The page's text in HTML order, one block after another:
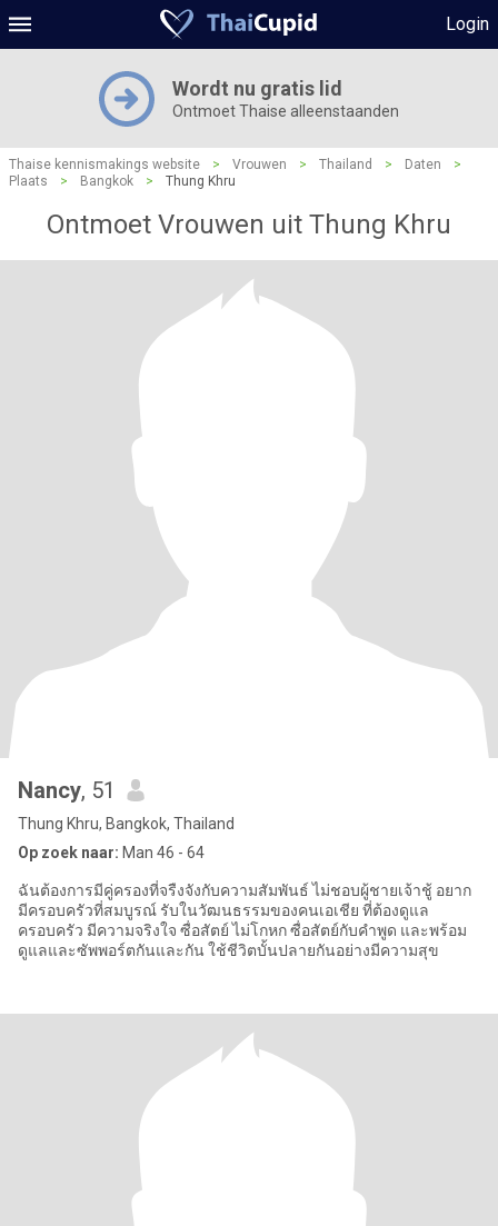
Login
Wordt nu gratis lid
Ontmoet Thaise alleenstaanden
Thaise kennismakings website > Vrouwen > Thailand > Daten
>
Plaats
> Bangkok > Thung Khru
Ontmoet Vrouwen uit Thung Khru
Nancy, 51
Thung Khru, Bangkok, Thailand
Op zoek naar: Man 46 - 64
ฉันต้องการมีคู่ครองที่จรืงจังกับความสัมพันธ์ ไม่ชอบผู้ชายเจ้าชู้ อยาก
มีครอบครัวที่สมบูรณ์ รับในวัฒนธรรมของคนเอเชีย ที่ต้องดูแล
ครอบครัว มีความจริงใจ ซื่อสัตย์ ไม่โกหก ซื่อสัตย์กับคำพูด และพร้อม
ดูแลและซัพพอร์ตกันและกัน ใช้ชีวิตบั้นปลายกันอย่างมีความสุข